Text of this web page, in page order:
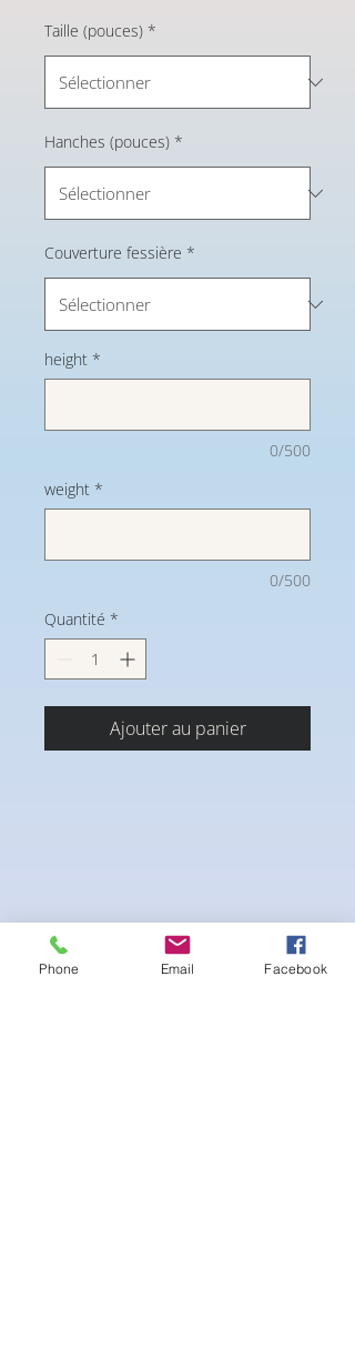
Taille (pouces) *
Hanches (pouces) *
Couverture fessière *
height *
0/500
weight *
0/500
Quantité *
Ajouter au panier
Phone Email Facebook